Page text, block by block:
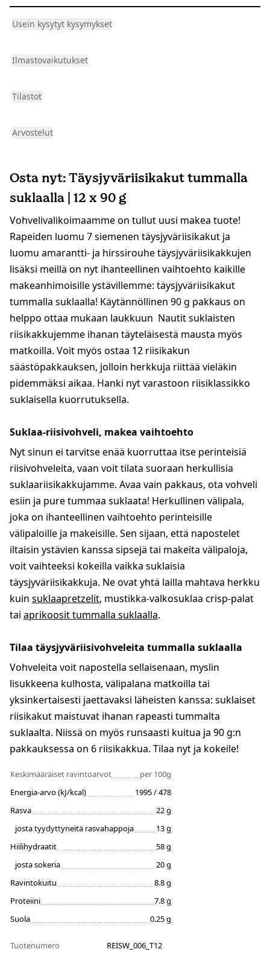
Usein kysytyt kysymykset
Ilmastovaikutukset
Tilastot
Arvostelut
Osta nyt: Täysjyväriisikakut tummalla
suklaalla | 12 x 90 g
Vohvelivalikoimaamme on tullut uusi makea tuote!
Rapeiden luomu 7 siemenen täysjyväriisikakut ja
luomu amarantti- ja hirssirouhe täysjyväriisikakkujen
lisäksi meillä on nyt ihanteellinen vaihtoehto kaikille
makeanhimoisille ystävillemme: täysjyväriisikakut
tummalla suklaalla! Käytännöllinen 90 g pakkaus on
helppo ottaa mukaan laukkuun Nautit suklaisten
riisikakkujemme ihanan täyteläisestä mausta myös
matkoilla. Voit myös ostaa 12 riisikakun
säästöpakkauksen, jolloin herkkuja riittää vieläkin
pidemmäksi aikaa. Hanki nyt varastoon riisiklassikko
suklaisella kuorrutuksella.
Suklaa-riisivohveli, makea vaihtoehto
Nyt sinun ei tarvitse enää kuorruttaa itse perinteisiä
riisivohveleita, vaan voit tilata suoraan herkullisia
suklaariisikakkujamme. Avaa vain pakkaus, ota vohveli
esiin ja pure tummaa suklaata! Herkullinen välipala,
joka on ihanteellinen vaihtoehto perinteisille
välipaloille ja makeisille. Sen sijaan, että napostelet
iltaisin ystävien kanssa sipsejä tai makeita välipaloja,
voit vaihteeksi kokeilla vaikka suklaisia
täysjyväriisikakkuja. Ne ovat yhtä lailla mahtava herkku
kuin suklaapretzelit, mustikka-valkosuklaa crisp-palat
tai aprikoosit tummalla suklaalla.
Tilaa täysjyväriisivohveleita tummalla suklaalla
Vohveleita voit napostella sellaisenaan, myslin
lisukkeena kulhosta, välipalana matkoilla tai
yksinkertaisesti jaettavaksi läheisten kanssa: suklaiset
riisikakut maistuvat ihanan rapeasti tummalta
suklaalta. Niissä on myös runsaasti kuitua ja 90 g:n
pakkauksessa on 6 riisikakkua. Tilaa nyt ja kokeile!
Keskimääräiset ravintoarvot
per 100g
Energia-arvo (kJ/kcal)
1995 / 478
Rasva
22 g
josta tyydyttyneitä rasvahappoja
13 g
Hiilihydraatit
58 g
josta sokeria
20 g
Ravintokuitu
8.8 g
Proteiini
7.8 g
Suola
0.25 g
Tuotenumero REISW_006_T12